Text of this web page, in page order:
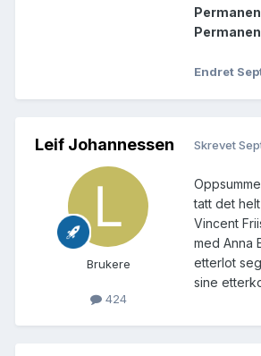
Endret
Leif Johannessen
Brukere
424
Skrevet
tatt det
Vincent
med Anna
etterlot
sine